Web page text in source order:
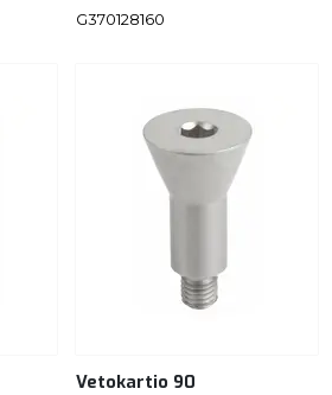
G370128160
Vetokartio 90